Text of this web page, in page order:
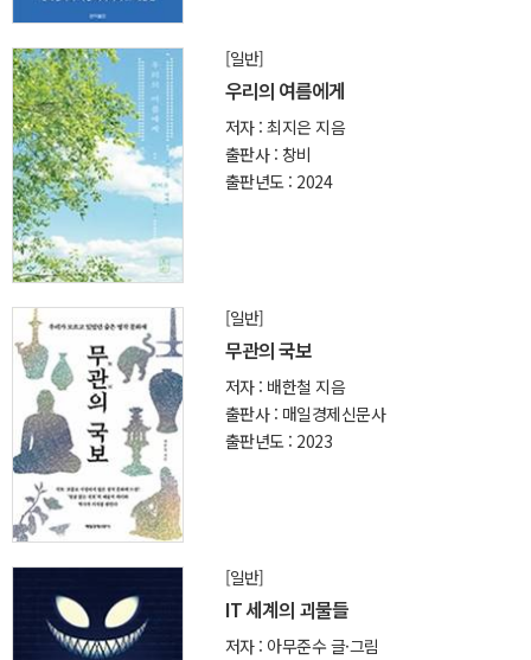
[일반]
우리의 여름에게
저자 : 최지은 지음
출판사 : 창비
출판년도 : 2024
[일반]
무관의 국보
저자 : 배한철 지음
출판사 : 매일경제신문사
출판년도 : 2023
[일반]
IT 세계의 괴물들
저자 : 아무준수 글·그림